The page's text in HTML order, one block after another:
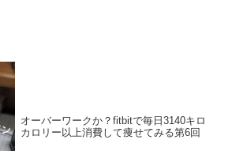
オーバーワークか？fitbitで毎日3140キロ
カロリー以上消費して痩せてみる第6回